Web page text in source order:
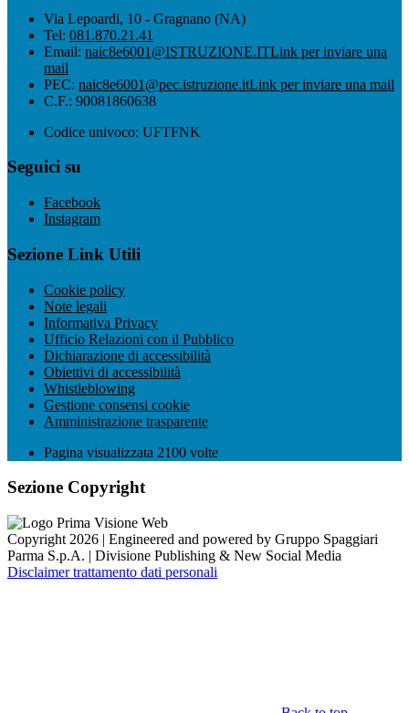
Via Lepoardi, 10 - Gragnano (NA)
Tel: 081.870.21.41
Email: naic8e6001@ISTRUZIONE.ITLink per inviare una
mail
PEC: naic8e6001@pec.istruzione.itLink per inviare una mail
C.F.: 90081860638
Codice univoco: UFTFNK
Seguici su
Facebook
Instagram
Sezione Link Utili
Cookie policy
Note legali
Informativa Privacy
Ufficio Relazioni con il Pubblico
Dichiarazione di accessibilità
Obiettivi di accessibilità
Whistleblowing
Gestione consensi cookie
Amministrazione trasparente
Pagina visualizzata 2100 volte
Sezione Copyright
Copyright 2026 | Engineered and powered by Gruppo Spaggiari
Parma S.p.A. | Divisione Publishing & New Social Media
Disclaimer trattamento dati personali